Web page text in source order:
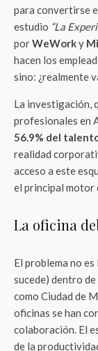
para convertirse
estudio “La
porWeWorky
hacen los
sino: ¿realmente
La investigación,
profesionales en
56.9% del
realidad
acceso a este
el principal motor
La oficina
El problema no
sucede) dentro
como Ciudad de
oficinas se han
colaboración. El
de la